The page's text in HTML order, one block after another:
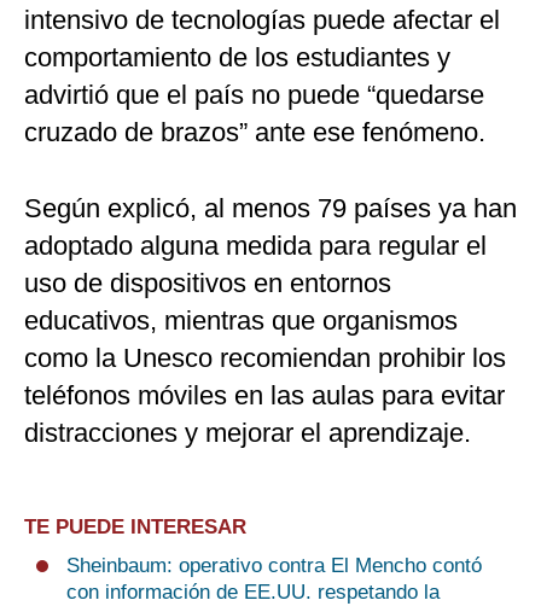
intensivo de tecnologías puede afectar el
comportamiento de los estudiantes y
advirtió que el país no puede “quedarse
cruzado de brazos” ante ese fenómeno.
Según explicó, al menos 79 países ya han
adoptado alguna medida para regular el
uso de dispositivos en entornos
educativos, mientras que organismos
como la Unesco recomiendan prohibir los
teléfonos móviles en las aulas para evitar
distracciones y mejorar el aprendizaje.
TE PUEDE INTERESAR
Sheinbaum: operativo contra El Mencho contó
con información de EE.UU. respetando la